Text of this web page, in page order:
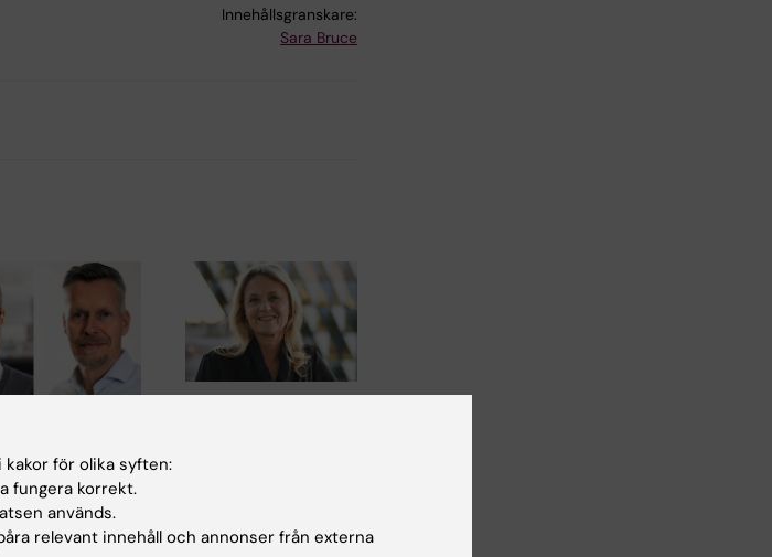
Innehållsgranskare:
Sara Bruce
får
och Alice
Stiftelse
behandling vid
för olika syften:
fungera korrekt.
används.
relevant innehåll och annonser från externa